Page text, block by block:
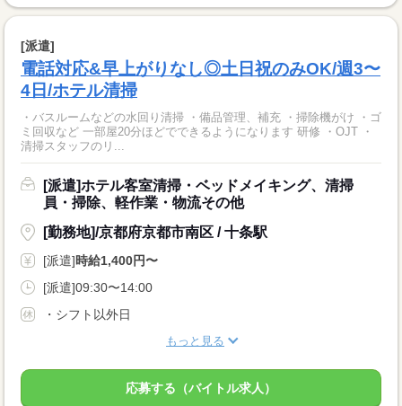
[派遣]
電話対応&早上がりなし◎土日祝のみOK/週3〜
4日/ホテル清掃
・バスルームなどの水回り清掃 ・備品管理、補充 ・掃除機がけ ・ゴ
ミ回収など 一部屋20分ほどでできるようになります 研修 ・OJT ・
清掃スタッフのリ...
[派遣]ホテル客室清掃・ベッドメイキング、清掃
員・掃除、軽作業・物流その他
[勤務地]/京都府京都市南区 / 十条駅
[派遣]時給1,400円〜
[派遣]09:30〜14:00
・シフト以外日
もっと見る
応募する（バイトル求人）